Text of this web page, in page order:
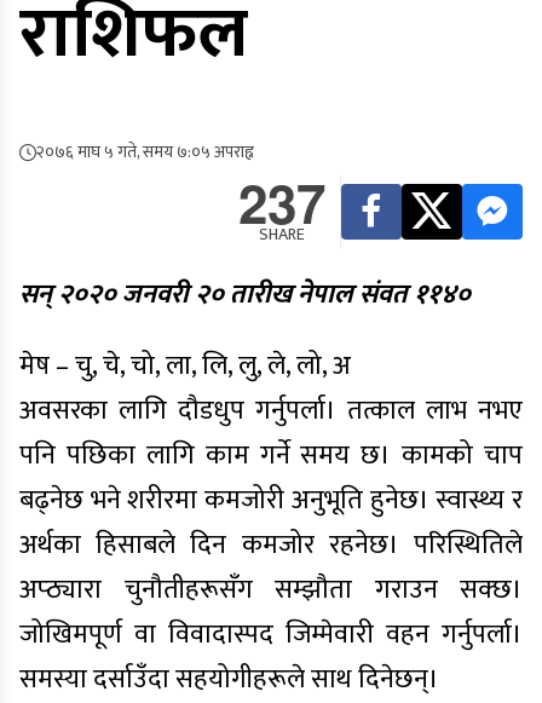
राशिफल
२०७६ माघ ५ गते, समय ७:०५ अपराह्न
237
SHARE
सन् २०२० जनवरी २० तारीख नेपाल संवत ११४०
मेष – चु, चे, चो, ला, लि, लु, ले, लो, अ
अवसरका लागि दौडधुप गर्नुपर्ला। तत्काल लाभ नभए
पनि पछिका लागि काम गर्ने समय छ। कामको चाप
बढ्नेछ भने शरीरमा कमजोरी अनुभूति हुनेछ। स्वास्थ्य र
अर्थका हिसाबले दिन कमजोर रहनेछ। परिस्थितिले
अप्ठ्यारा चुनौतीहरूसँग सम्झौता गराउन सक्छ।
जोखिमपूर्ण वा विवादास्पद जिम्मेवारी वहन गर्नुपर्ला।
समस्या दर्साउँदा सहयोगीहरूले साथ दिनेछन्।